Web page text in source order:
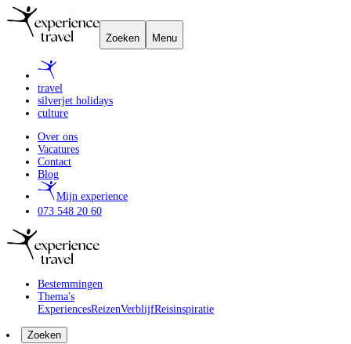
Zoeken Menu
travel
silverjet holidays
culture
Over ons
Vacatures
Contact
Blog
Mijn experience
073 548 20 60
Bestemmingen
Thema's
ExperiencesReizenVerblijfReisinspiratie
Zoeken